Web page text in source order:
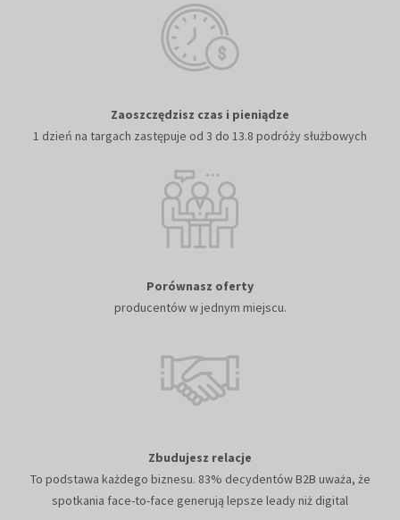
Zaoszczędzisz czas i pieniądze
1 dzień na targach zastępuje od 3 do 13.8 podróży służbowych
Porównasz oferty
producentów w jednym miejscu.
Zbudujesz relacje
To podstawa każdego biznesu. 83% decydentów B2B uważa, że
spotkania face-to-face generują lepsze leady niż digital